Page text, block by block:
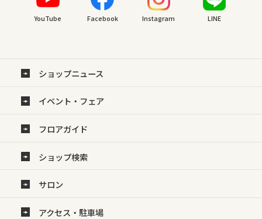
YouTube Facebook Instagram LINE
ショップニュース
イベント・フェア
フロアガイド
ショップ検索
サロン
アクセス・駐車場